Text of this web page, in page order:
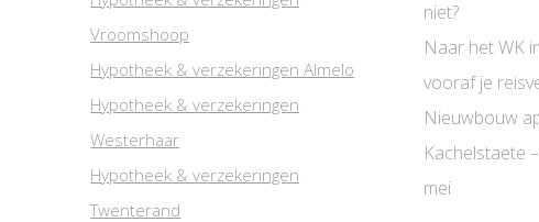
Vroomshoop
Hypotheek & verzekeringen Almelo
Hypotheek & verzekeringen
Westerhaar
Hypotheek & verzekeringen
Twenterand
niet?
Naar het WK
vooraf je
Nieuwbouw
Kachelstaete
mei